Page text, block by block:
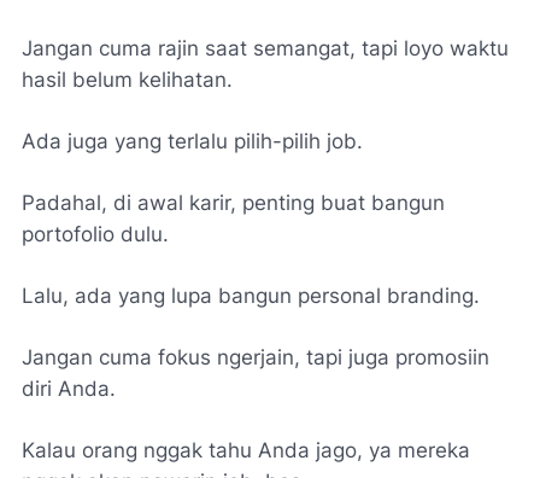
Jangan cuma rajin saat semangat, tapi loyo waktu
hasil belum kelihatan.
Ada juga yang terlalu pilih-pilih job.
Padahal, di awal karir, penting buat bangun
portofolio dulu.
Lalu, ada yang lupa bangun personal branding.
Jangan cuma fokus ngerjain, tapi juga promosiin
diri Anda.
Kalau orang nggak tahu Anda jago, ya mereka